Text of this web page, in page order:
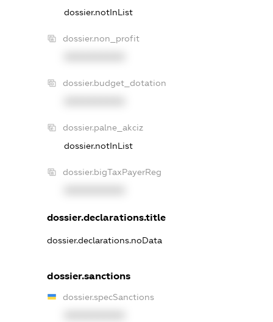
dossier.notInList
dossier.non_profit
dossier.budget_dotation
dossier.palne_akciz
dossier.notInList
dossier.bigTaxPayerReg
dossier.declarations.title
dossier.declarations.noData
dossier.sanctions
dossier.specSanctions